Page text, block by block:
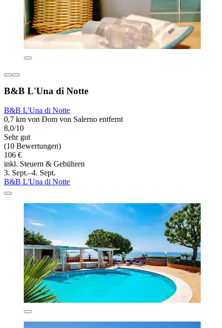
B&B L'Una di Notte
B&B L'Una di Notte
0,7 km von Dom von Salerno entfernt
8,0/10
Sehr gut
(10 Bewertungen)
106 €
inkl. Steuern & Gebühren
3. Sept.–4. Sept.
B&B L'Una di Notte